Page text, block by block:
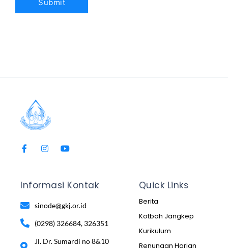
Informasi Kontak
sinode@gkj.or.id
(0298) 326684, 326351
Jl. Dr. Sumardi no 8&10
Quick Links
Berita
Kotbah Jangkep
Kurikulum
Renungan Harian